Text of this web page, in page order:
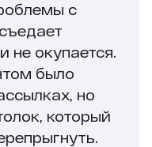
с
не окупается.
было
но
который